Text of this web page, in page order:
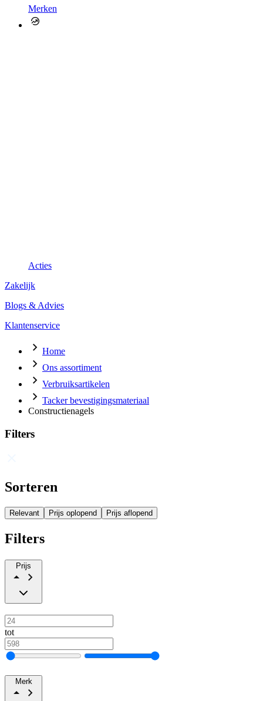
Merken
Acties
Zakelijk
Blogs & Advies
Klantenservice
Home
Ons assortiment
Verbruiksartikelen
Tacker bevestigingsmateriaal
Constructienagels
Filters
Sorteren
Relevant Prijs oplopend Prijs aflopend
Filters
Prijs
tot
Merk